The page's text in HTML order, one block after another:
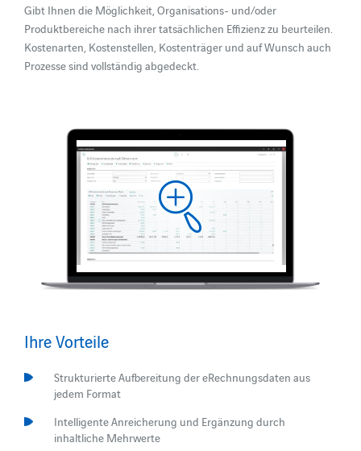
Gibt Ihnen die Möglichkeit, Organisations- und/oder
Produktbereiche nach ihrer tatsächlichen Effizienz zu beurteilen.
Kostenarten, Kostenstellen, Kostenträger und auf Wunsch auch
Prozesse sind vollständig abgedeckt.
Ihre Vorteile
Strukturierte Aufbereitung der eRechnungsdaten aus
jedem Format
Intelligente Anreicherung und Ergänzung durch
inhaltliche Mehrwerte